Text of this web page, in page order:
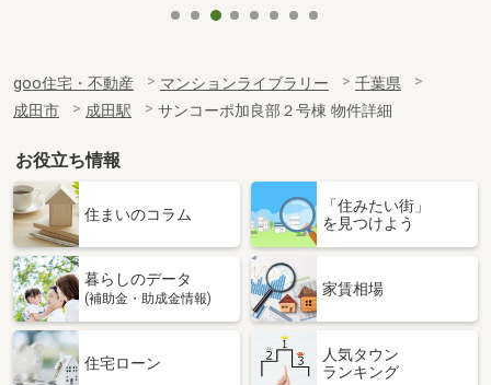
goo住宅・不動産 マンションライブラリー
千葉県
成田市
成田駅 サンコーポ加良部２号棟 物件詳細
お役立ち情報
住まいのコラム
「住みたい街」
を見つけよう
暮らしのデータ
(補助金・助成金情報)
家賃相場
住宅ローン
人気タウン
ランキング